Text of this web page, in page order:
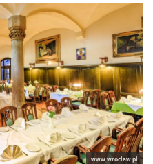
www.wroclaw.pl